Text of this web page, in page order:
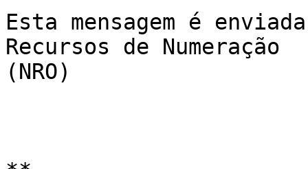
Esta mensagem é
Recursos de Numeração
(NRO)